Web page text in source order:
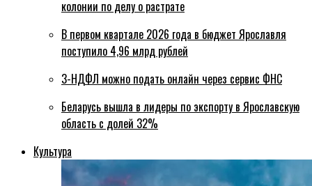
колонии по делу о растрате
В первом квартале 2026 года в бюджет Ярославля
поступило 4,96 млрд рублей
3-НДФЛ можно подать онлайн через сервис ФНС
Беларусь вышла в лидеры по экспорту в Ярославскую
область с долей 32%
Культура